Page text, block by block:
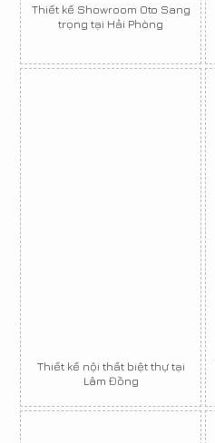
Thiết kế Showroom Oto Sang
trọng tại Hải Phòng
Thiết kế nội thất biệt thự tại
Lâm Đồng